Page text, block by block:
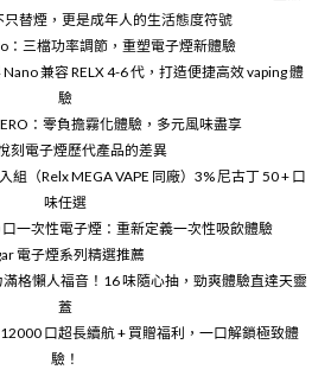
只替煙，更是成年人的生活態度符號
：三檔功率調節，重塑電子煙新體驗
兼容 RELX 4-6 代，打造便捷高效 vaping 體
驗
：零負擔霧化體驗，多元風味盡享
刻電子煙歷代產品的差異
組（Relx MEGA VAPE 同廠）3% 尼古丁 50 + 口
味任選
一次性電子煙：重新定義一次性吸飲體驗
電子煙系列精選推薦
滿格懶人福音！16 味隨心抽，勁爽體驗直達天靈
蓋
口超長續航 + 買贈福利，一口解鎖極致體
驗！